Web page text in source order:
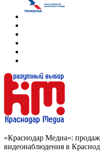
«Краснодар Медиа»:
видеонаблюдения в